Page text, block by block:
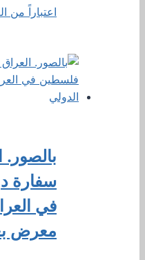
اعتباراً من
بالصور.
سفارة
في
معرض